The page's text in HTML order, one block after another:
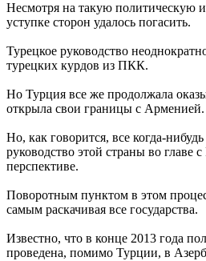
Несмотря на такую политическую
уступке сторон удалось погасить.
Турецкое руководство
турецких курдов из ПКК.
Но Турция все же продолжала
открыла свои границы с Арменией.
Но, как говорится, все когда-
руководство этой страны во
перспективе.
Поворотным пунктом в этом
самым раскачивая все государства.
Известно, что в конце 2013 года
проведена, помимо Турции, в